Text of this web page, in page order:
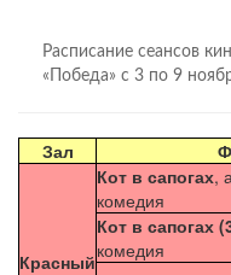
Расписание сеансов
«Победа» с 3 по 9
Зал
Красный
Кот в сапогах,
комедия
Кот в сапогах
комедия